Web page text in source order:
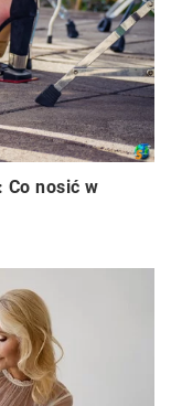
Co nosić w